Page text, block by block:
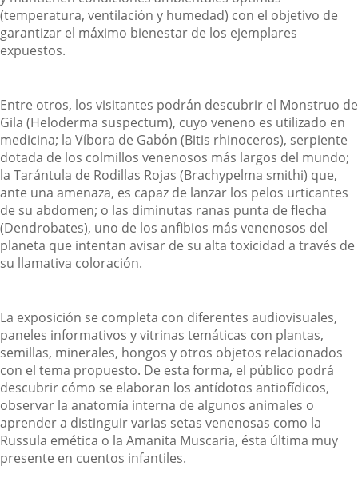
(temperatura, ventilación y humedad) con el objetivo de
garantizar el máximo bienestar de los ejemplares
expuestos.
Entre otros, los visitantes podrán descubrir el Monstruo de
Gila (Heloderma suspectum), cuyo veneno es utilizado en
medicina; la Víbora de Gabón (Bitis rhinoceros), serpiente
dotada de los colmillos venenosos más largos del mundo;
la Tarántula de Rodillas Rojas (Brachypelma smithi) que,
ante una amenaza, es capaz de lanzar los pelos urticantes
de su abdomen; o las diminutas ranas punta de flecha
(Dendrobates), uno de los anfibios más venenosos del
planeta que intentan avisar de su alta toxicidad a través de
su llamativa coloración.
La exposición se completa con diferentes audiovisuales,
paneles informativos y vitrinas temáticas con plantas,
semillas, minerales, hongos y otros objetos relacionados
con el tema propuesto. De esta forma, el público podrá
descubrir cómo se elaboran los antídotos antiofídicos,
observar la anatomía interna de algunos animales o
aprender a distinguir varias setas venenosas como la
Russula emética o la Amanita Muscaria, ésta última muy
presente en cuentos infantiles.